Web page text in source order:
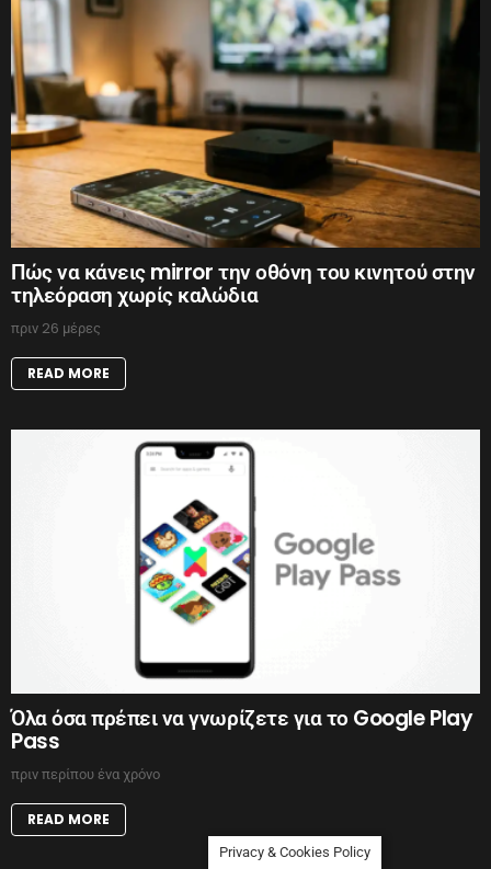
Πώς να κάνεις mirror την οθόνη του κινητού στην
τηλεόραση χωρίς καλώδια
πριν 26 μέρες
READ MORE
Όλα όσα πρέπει να γνωρίζετε για το Google Play
Pass
πριν περίπου ένα χρόνο
READ MORE
Privacy & Cookies Policy